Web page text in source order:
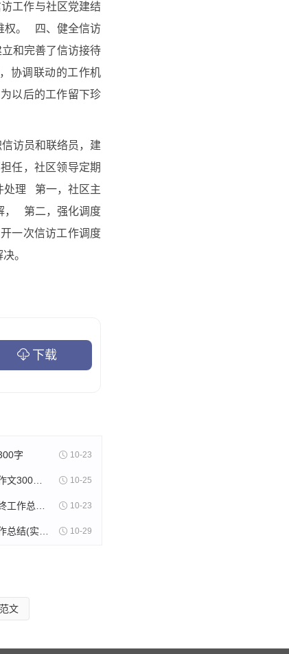
工作与社区党建结
权。 四、健全信访
和完善了信访接待
协调联动的工作机
以后的工作留下珍
访员和联络员，建
任，社区领导定期
处理 第一，社区主
， 第二，强化调度
一次信访工作调度
。
创建“和谐型”社区
盾纠纷排查调处工
动，设立了消防、
职调解员擅于运用
纠纷、积怨，调处
下载
字 10-23
10-25
10-23
10-29
文